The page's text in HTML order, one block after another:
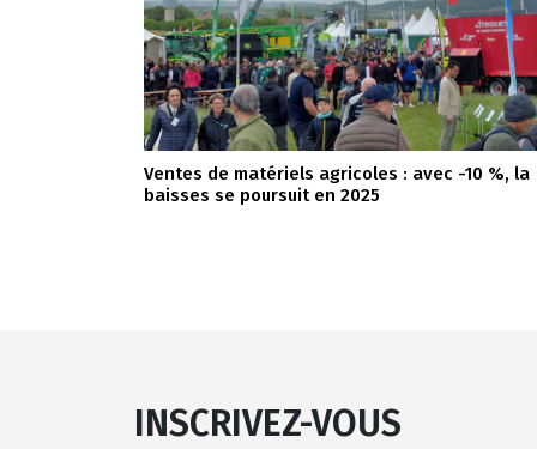
Ventes de matériels agricoles : avec -10 %, la
baisses se poursuit en 2025
INSCRIVEZ-VOUS